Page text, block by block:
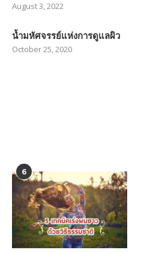
August 3, 2022
น้ำมหัศจรรย์แห่งการดูแลผิว
October 25, 2020
6